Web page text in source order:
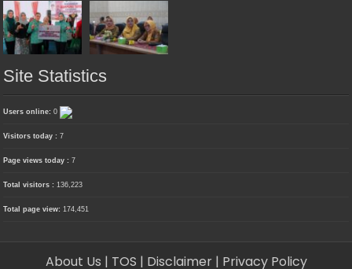
Site Statistics
Users online:0
Visitors today :7
Page views today :7
Total visitors :136,223
Total page view:174,451
About Us | TOS | Disclaimer | Privacy Policy